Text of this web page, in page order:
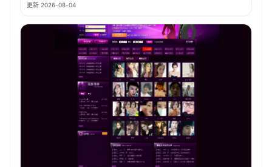
更新 2026-08-04